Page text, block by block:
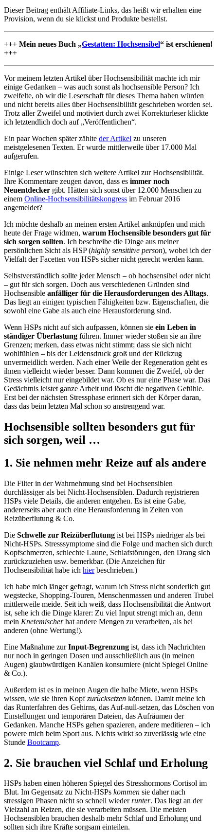
Dieser Beitrag enthält Affiliate-Links, das heißt wir erhalten eine
Provision, wenn du sie klickst und Produkte bestellst.
+++ Mein neues Buch „Gestatten: Hochsensibel“ ist erschienen!
+++
Vor meinem letzten Artikel über Hochsensibilität machte ich mir
einige Gedanken – was auch sonst als hochsensible Person? Ich
zweifelte, ob wir die Leserschaft für dieses Thema haben würden
und nicht bereits alles über Hochsensibilität geschrieben worden sei.
Trotz aller Zweifel und motiviert durch zwei Korrekturleser klickte
ich letztendlich doch auf „Veröffentlichen“.
Ein paar Wochen später zählte der Artikel zu unseren
meistgelesenen Texten. Er wurde mittlerweile über 17.000 Mal
aufgerufen.
Einige Leser wünschten sich weitere Artikel zur Hochsensibilität.
Ihre Kommentare zeugen davon, dass es immer noch
Neuentdecker gibt. Hätten sich sonst über 12.000 Menschen zu
einem Online-Hochsensibilitätskongress im Februar 2016
angemeldet?
Ich möchte deshalb an meinen ersten Artikel anknüpfen und mich
heute der Frage widmen, warum Hochsensible besonders gut für
sich sorgen sollten. Ich beschreibe die Dinge aus meiner
persönlichen Sicht als HSP (highly sensititve person), wobei ich der
Vielfalt der Facetten von HSPs sicher nicht gerecht werden kann.
Selbstverständlich sollte jeder Mensch – ob hochsensibel oder nicht
– gut für sich sorgen. Doch aus verschiedenen Gründen sind
Hochsensible anfälliger für die Herausforderungen des Alltags.
Das liegt an einigen typischen Fähigkeiten bzw. Eigenschaften, die
sowohl eine Gabe als auch eine Herausforderung sind.
Wenn HSPs nicht auf sich aufpassen, können sie ein Leben in
ständiger Überlastung führen. Immer wieder stoßen sie an ihre
Grenzen; merken, dass etwas nicht stimmt; dass sie sich nicht
wohlfühlen – bis der Leidensdruck groß und der Rückzug
unvermeidlich werden. Nach einer Weile der Regeneration geht es
ihnen vielleicht wieder besser. Dann kommen die Zweifel, ob der
Stress vielleicht nur eingebildet war. Ob es nur eine Phase war. Das
Gedächtnis leistet ganze Arbeit und löscht die negativen Gefühle.
Erst bei der nächsten Stressphase erinnert sich der Körper daran,
dass das beim letzten Mal schon so anstrengend war.
Hochsensible sollten besonders gut für
sich sorgen, weil …
1. Sie nehmen mehr Reize auf als andere
Die Filter in der Wahrnehmung sind bei Hochsensiblen
durchlässiger als bei Nicht-Hochsensiblen. Dadurch registrieren
HSPs viele Details, die anderen entgehen. Es ist eine Gabe,
andererseits aber auch eine Herausforderung in Zeiten von
Reizüberflutung & Co.
Die Schwelle zur Reizüberflutung ist bei HSPs niedriger als bei
Nicht-HSPs. Stresssymptome sind die Folge und machen sich durch
Kopfschmerzen, schlechte Laune, Schlafstörungen, den Drang sich
zurückzuziehen usw. bemerkbar. (Die Anzeichen für
Hochsensibilität habe ich hierbeschrieben.)
Ich habe mich länger gefragt, warum ich Stress nicht sonderlich gut
wegstecke, Shopping-Touren, Menschenmassen und anderen Trubel
mittlerweile meide. Seit ich weiß, dass Hochsensibilität die Antwort
ist, sehe ich die Dinge klarer: Zu viel Input strengt mich an, denn
mein Knetemischerhat andere Mengen zu verarbeiten, als bei
anderen (ohne Wertung!).
Eine Maßnahme zurInput-Begrenzung ist, dass ich Nachrichten
nur noch in geringen Dosen und ausschließlich aus (in meinen
Augen) glaubwürdigen Kanälen konsumiere (nicht Spiegel Online
& Co.).
Außerdem ist es in meinen Augen die halbe Miete, wenn HSPs
wissen, wie sie ihren Kopfzurücksetzen können. Damit meine ich
das Runterfahren des Gehirns, das Auf-null-setzen, das Löschen von
Einstellungen und temporären Dateien, das Aufräumen der
Gedanken. Manche HSPs gehen spazieren, andere meditieren – ich
powere mich beim Sport aus. Nichts wirkt so zuverlässig wie eine
Stunde Bootcamp.
2. Sie brauchen viel Schlaf und Erholung
HSPs haben einen höheren Spiegel des Stresshormons Cortisol im
Blut. Im Gegensatz zu Nicht-HSPs kommen sie daher nach
stressigen Phasen nicht so schnell wiederrunter. Das liegt an der
Vielzahl an Reizen, die sie verarbeiten müssen. Die meisten
Hochsensiblen brauchen deshalb mehr Schlaf und Erholung und
sollten sich ihre Kräfte sorgsam einteilen.